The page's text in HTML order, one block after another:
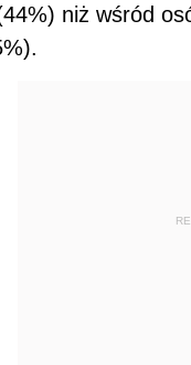
niż wśród